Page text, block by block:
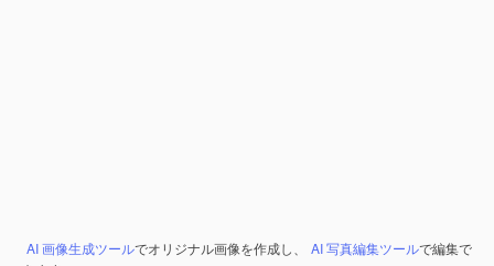
AI 画像生成ツールでオリジナル画像を作成し、 AI 写真編集ツールで編集で